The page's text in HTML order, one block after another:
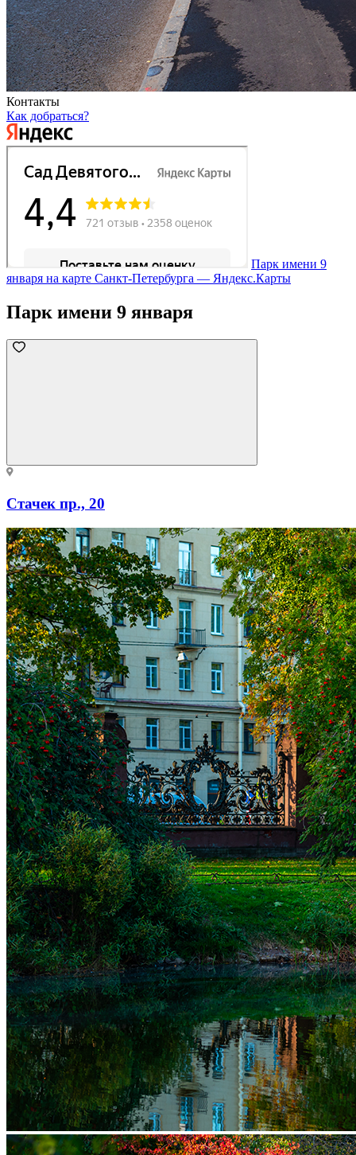
Контакты
Как добраться?
Парк имени 9
января на карте Санкт‑Петербурга — Яндекс.Карты
Парк имени 9 января
Стачек пр., 20